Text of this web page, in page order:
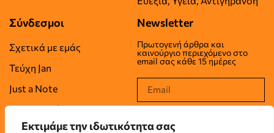
Εκτιμάμε την ιδωτικότητα σας
Σύνδεσμοι
Σχετικά με εμάς
Τεύχη Jan
Just a Note
Επικοινωνία
Όροι Χρήσης
Newsletter
Πρωτογενή άρθρα και
καινούργιο περιεχόμενο στο
email σας κάθε 15 ημέρες